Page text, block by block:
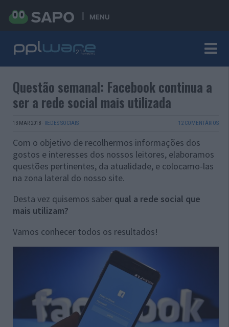
MENU
Questão semanal: Facebook continua a
ser a rede social mais utilizada
13 MAR 2018 · REDES SOCIAIS 12 COMENTÁRIOS
Com o objetivo de recolhermos informações dos
gostos e interesses dos nossos leitores, elaboramos
questões pertinentes, da atualidade, e colocamo-las
na zona lateral do nosso site.
Desta vez quisemos saber qual a rede social que
mais utilizam?
Vamos conhecer todos os resultados!